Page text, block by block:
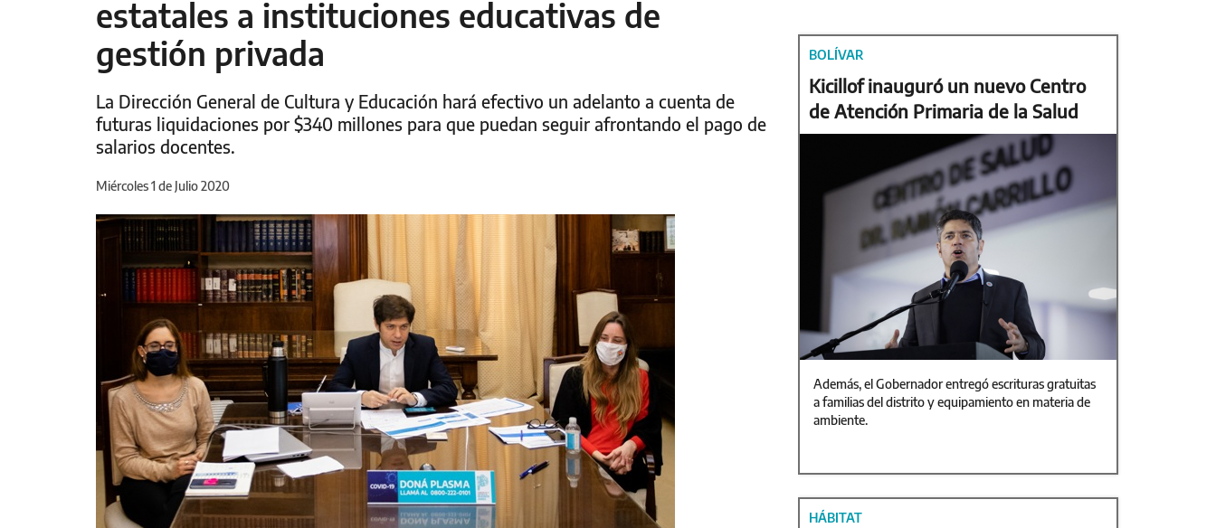
estatales a instituciones educativas de
gestión privada
La Dirección General de Cultura y Educación hará efectivo un adelanto a cuenta de
futuras liquidaciones por $340 millones para que puedan seguir afrontando el pago de
salarios docentes.
Miércoles 1 de Julio 2020
BOLÍVAR
Kicillof inauguró un nuevo Centro
de Atención Primaria de la Salud
Además, el Gobernador entregó escrituras gratuitas
a familias del distrito y equipamiento en materia de
ambiente.
HÁBITAT